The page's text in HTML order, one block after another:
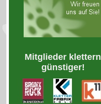
Mitglieder klettern
günstiger!